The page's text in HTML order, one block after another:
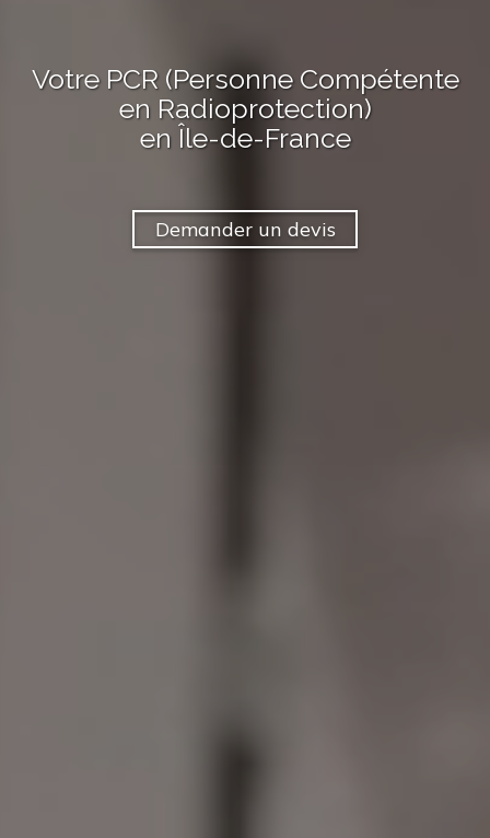
Votre PCR (Personne Compétente
en Radioprotection)
en Île-de-France
Demander un devis